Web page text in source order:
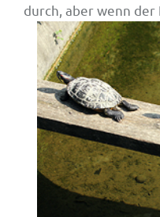
durch, aber wenn